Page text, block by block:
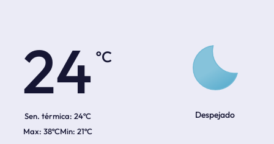
24
Sen. térmica: 24ºC
38ºC 21ºC
Despejado